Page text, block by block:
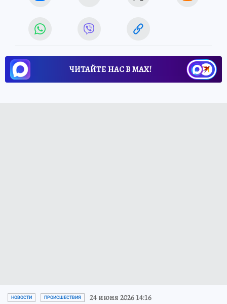
ЧИТАЙТЕ НАС В МАХ!
НОВОСТИ ПРОИСШЕСТВИЯ 24 июня 2026 14:16